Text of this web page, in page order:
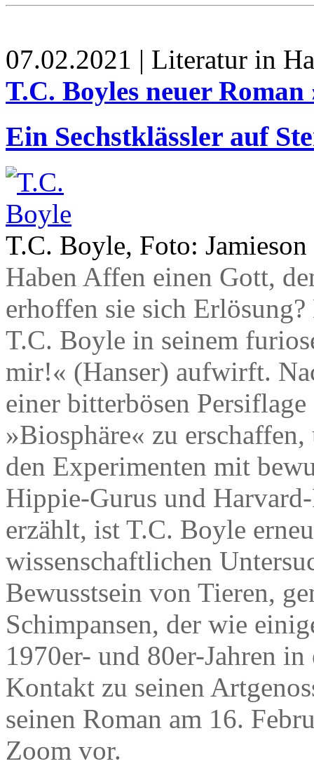
07.02.2021 | Literatur in
T.C. Boyles neuer
Ein Sechstklässler auf
T.C. Boyle, Foto:
Haben Affen einen Gott,
erhoffen sie sich
T.C. Boyle in seinem
mir!« (Hanser) aufwirft.
einer bitterbösen
»Biosphäre« zu
den Experimenten mit
Hippie-Gurus und
erzählt, ist T.C. Boyle
wissenschaftlichen
Bewusstsein von Tieren,
Schimpansen, der wie
1970er- und 80er-Jahren
Kontakt zu seinen
seinen Roman am 16.
Zoom vor.